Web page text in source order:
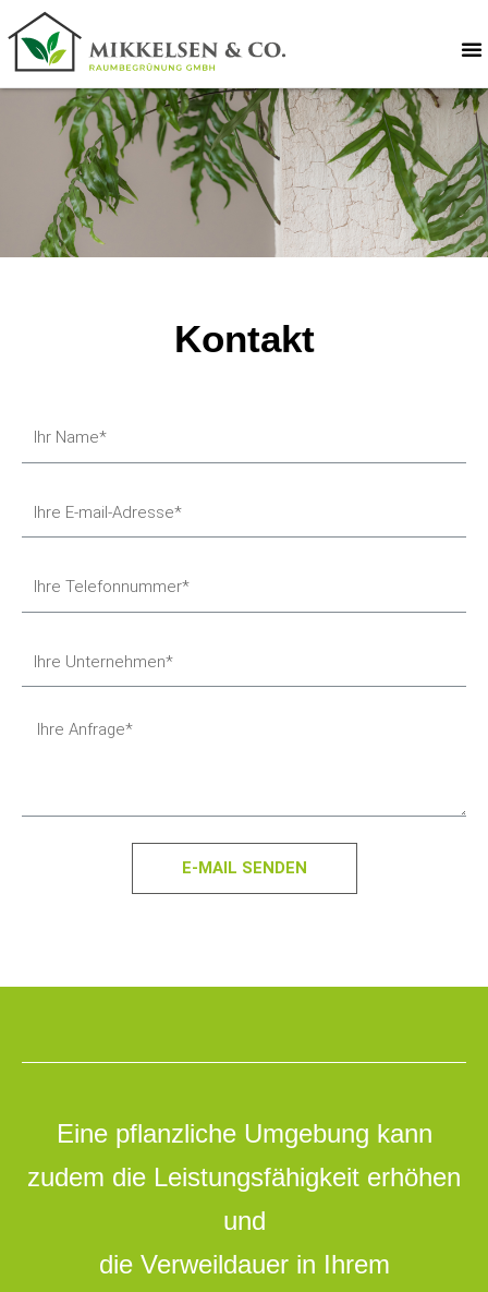
Kontakt
E-MAIL SENDEN
Eine pflanzliche Umgebung kann
zudem die Leistungsfähigkeit erhöhen
und
die Verweildauer in Ihrem